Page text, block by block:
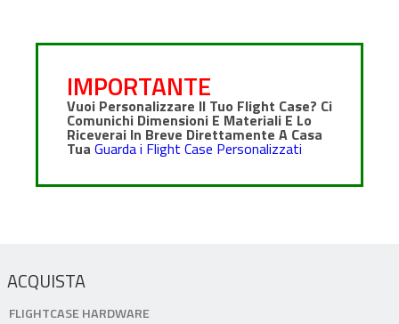
IMPORTANTE
Vuoi Personalizzare Il Tuo Flight Case? Ci
Comunichi Dimensioni E Materiali E Lo
Riceverai In Breve Direttamente A Casa
Tua Guarda i Flight Case Personalizzati
ACQUISTA
FLIGHTCASE HARDWARE